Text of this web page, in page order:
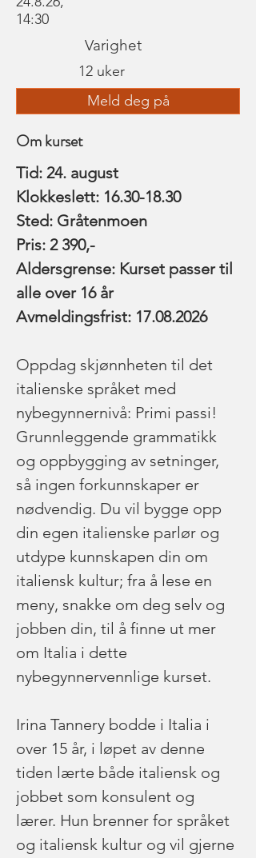
14:30
Varighet
12 uker
Meld deg på
Om kurset
Tid: 24. august
Klokkeslett: 16.30-18.30
Sted: Gråtenmoen
Pris: 2 390,-
Aldersgrense: Kurset passer til
alle over 16 år
Avmeldingsfrist: 17.08.2026
Oppdag skjønnheten til det
italienske språket med
nybegynnernivå: Primi passi!
Grunnleggende grammatikk
og oppbygging av setninger,
så ingen forkunnskaper er
nødvendig. Du vil bygge opp
din egen italienske parlør og
utdype kunnskapen din om
italiensk kultur; fra å lese en
meny, snakke om deg selv og
jobben din, til å finne ut mer
om Italia i dette
nybegynnervennlige kurset.
Irina Tannery bodde i Italia i
over 15 år, i løpet av denne
tiden lærte både italiensk og
jobbet som konsulent og
lærer. Hun brenner for språket
og italiensk kultur og vil gjerne